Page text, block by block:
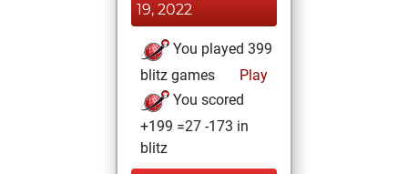
19, 2022
You played 399
blitz games
Play
You scored
+199 =27 -173 in
blitz